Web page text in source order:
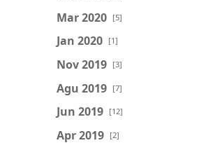
Mar 2020 [5]
Jan 2020 [1]
Nov 2019 [3]
Agu 2019 [7]
Jun 2019 [12]
Apr 2019 [2]